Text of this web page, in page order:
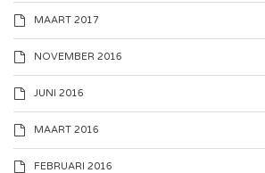
MAART 2017
NOVEMBER 2016
JUNI 2016
MAART 2016
FEBRUARI 2016